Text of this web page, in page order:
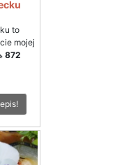
to
mojej
872